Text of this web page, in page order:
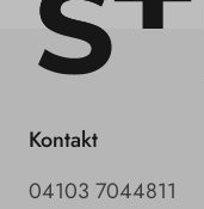
Kontakt
04103 7044811